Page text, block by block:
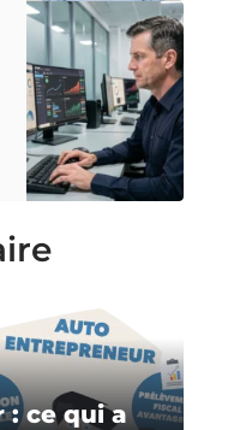
ce qui a